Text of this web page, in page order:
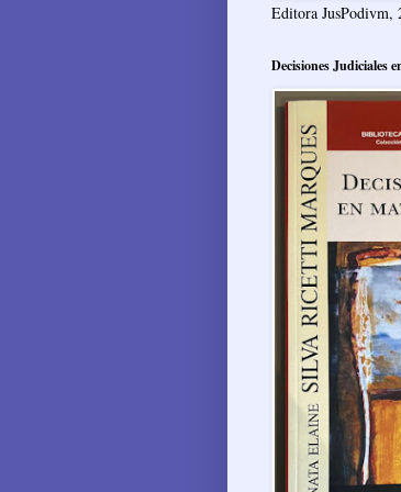
Editora JusPodivm,
Decisiones Judiciales